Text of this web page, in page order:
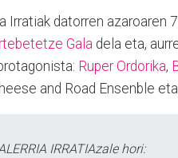
Irratiak datorren azaroaren
Gala dela eta,
Ruper Ordorika,
and Road Ensenble eta
IRRATIAzale hori: